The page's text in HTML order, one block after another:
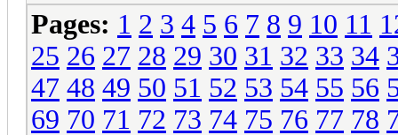
Pages: 1 2 3 4 5 6 7 8 9 10 11
25 26 27 28 29 30 31 32 33 34
47 48 49 50 51 52 53 54 55 56
69 70 71 72 73 74 75 76 77 78